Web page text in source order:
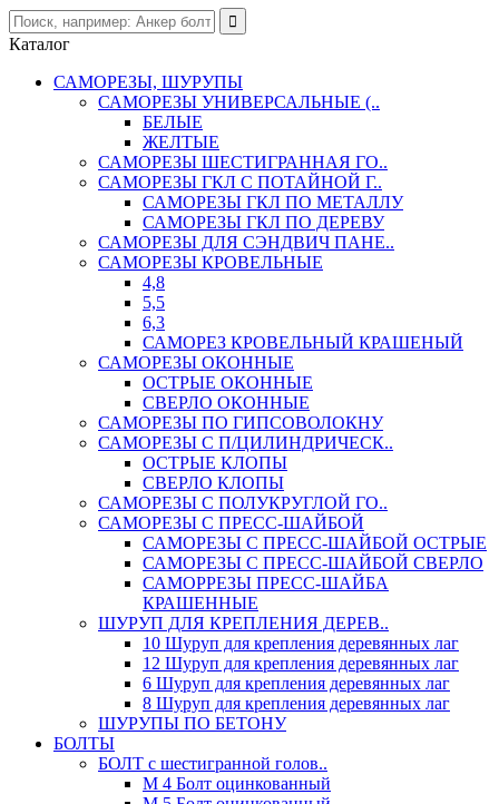
Каталог
САМОРЕЗЫ, ШУРУПЫ
САМОРЕЗЫ УНИВЕРСАЛЬНЫЕ (..
БЕЛЫЕ
ЖЕЛТЫЕ
САМОРЕЗЫ ШЕСТИГРАННАЯ ГО..
САМОРЕЗЫ ГКЛ С ПОТАЙНОЙ Г..
САМОРЕЗЫ ГКЛ ПО МЕТАЛЛУ
САМОРЕЗЫ ГКЛ ПО ДЕРЕВУ
САМОРЕЗЫ ДЛЯ СЭНДВИЧ ПАНЕ..
САМОРЕЗЫ КРОВЕЛЬНЫЕ
4,8
5,5
6,3
САМОРЕЗ КРОВЕЛЬНЫЙ КРАШЕНЫЙ
САМОРЕЗЫ ОКОННЫЕ
ОСТРЫЕ ОКОННЫЕ
СВЕРЛО ОКОННЫЕ
САМОРЕЗЫ ПО ГИПСОВОЛОКНУ
САМОРЕЗЫ С П/ЦИЛИНДРИЧЕСК..
ОСТРЫЕ КЛОПЫ
СВЕРЛО КЛОПЫ
САМОРЕЗЫ С ПОЛУКРУГЛОЙ ГО..
САМОРЕЗЫ С ПРЕСС-ШАЙБОЙ
САМОРЕЗЫ С ПРЕСС-ШАЙБОЙ ОСТРЫЕ
САМОРЕЗЫ С ПРЕСС-ШАЙБОЙ СВЕРЛО
САМОРРЕЗЫ ПРЕСС-ШАЙБА
КРАШЕННЫЕ
ШУРУП ДЛЯ КРЕПЛЕНИЯ ДЕРЕВ..
10 Шуруп для крепления деревянных лаг
12 Шуруп для крепления деревянных лаг
6 Шуруп для крепления деревянных лаг
8 Шуруп для крепления деревянных лаг
ШУРУПЫ ПО БЕТОНУ
БОЛТЫ
БОЛТ с шестигранной голов..
М 4 Болт оцинкованный